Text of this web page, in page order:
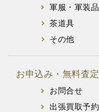
軍服・軍装品
茶道具
その他
お申込み・無料査定
お問合せ
出張買取予約